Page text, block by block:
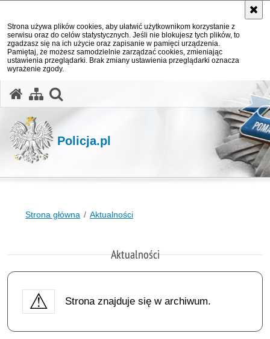
Strona używa plików cookies, aby ułatwić użytkownikom korzystanie z
serwisu oraz do celów statystycznych. Jeśli nie blokujesz tych plików, to
zgadzasz się na ich użycie oraz zapisanie w pamięci urządzenia.
Pamiętaj, że możesz samodzielnie zarządzać cookies, zmieniając
ustawienia przeglądarki. Brak zmiany ustawienia przeglądarki oznacza
wyrażenie zgody.
Policja.pl
Strona główna Aktualności
Aktualności
Strona znajduje się w archiwum.